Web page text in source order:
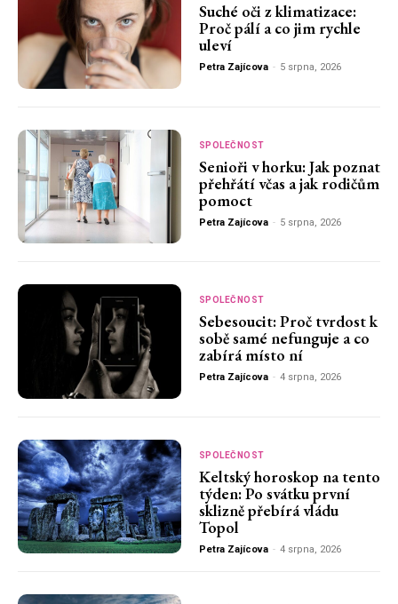
Suché oči z klimatizace:
Proč pálí a co jim rychle
uleví
Petra Zajícova - 5 srpna, 2026
SPOLEČNOST
Senioři v horku: Jak poznat
přehřátí včas a jak rodičům
pomoct
Petra Zajícova - 5 srpna, 2026
SPOLEČNOST
Sebesoucit: Proč tvrdost k
sobě samé nefunguje a co
zabírá místo ní
Petra Zajícova - 4 srpna, 2026
SPOLEČNOST
Keltský horoskop na tento
týden: Po svátku první
sklizně přebírá vládu
Topol
Petra Zajícova - 4 srpna, 2026